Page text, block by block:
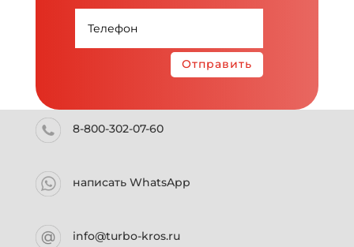
Отправить
8-800-302-07-60
написать WhatsApp
info@turbo-kros.ru